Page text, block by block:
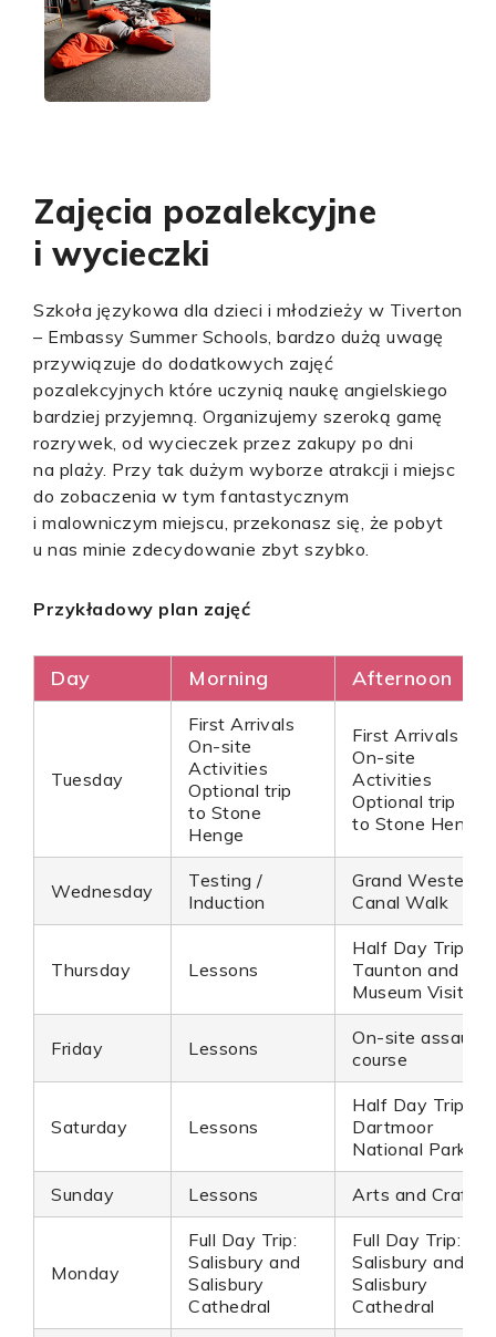
Zajęcia pozalekcyjne
i wycieczki
Szkoła językowa dla dzieci i młodzieży w Tiverton
– Embassy Summer Schools, bardzo dużą uwagę
przywiązuje do dodatkowych zajęć
pozalekcyjnych które uczynią naukę angielskiego
bardziej przyjemną. Organizujemy szeroką gamę
rozrywek, od wycieczek przez zakupy po dni
na plaży. Przy tak dużym wyborze atrakcji i miejsc
do zobaczenia w tym fantastycznym
i malowniczym miejscu, przekonasz się, że pobyt
u nas minie zdecydowanie zbyt szybko.
Przykładowy plan zajęć
Day Morning Afternoon
Tuesday
First Arrivals
On-site
Activities
Optional trip
to Stone
Henge
First Arrivals
On-site
Activities
Optional trip
to Stone Henge
Wednesday
Testing /
Induction
Grand Western
Canal Walk
Thursday Lessons
Half Day Trip:
Taunton and
Museum Visit
Friday Lessons
On-site assault
course
Saturday Lessons
Half Day Trip:
Dartmoor
National Park
Sunday Lessons Arts and Crafts
Monday
Full Day Trip:
Salisbury and
Salisbury
Cathedral
Full Day Trip:
Salisbury and
Salisbury
Cathedral